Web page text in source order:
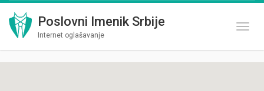
Poslovni Imenik Srbije
Internet oglašavanje